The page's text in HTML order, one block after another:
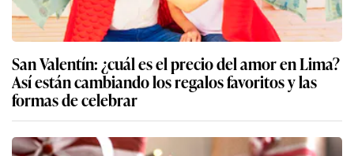
San Valentín: ¿cuál es el precio del amor en Lima?
Así están cambiando los regalos favoritos y las
formas de celebrar